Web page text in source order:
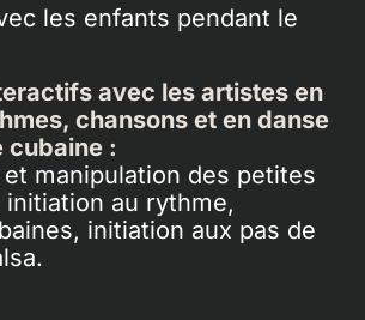
les enfants pendant le
avec les artistes en
chansons et en danse
cubaine :
manipulation des petites
au rythme,
initiation aux pas de